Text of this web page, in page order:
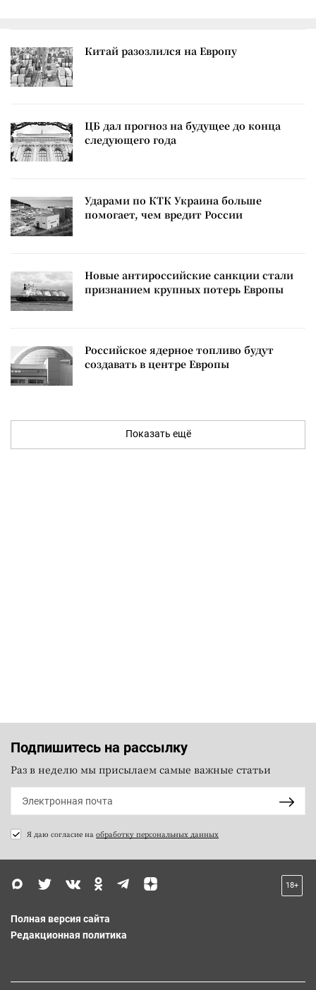
Китай разозлился на Европу
ЦБ дал прогноз на будущее до конца
следующего года
Ударами по КТК Украина больше
помогает, чем вредит России
Новые антироссийские санкции стали
признанием крупных потерь Европы
Российское ядерное топливо будут
создавать в центре Европы
Показать ещё
Подпишитесь на рассылку
Раз в неделю мы присылаем самые важные статьи
Я даю согласие на обработку персональных данных
18+
Полная версия сайта
Редакционная политика